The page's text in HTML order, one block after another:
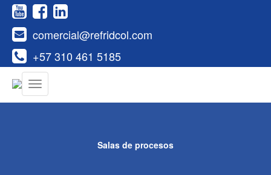
+57 310 461 5185
comercial@refridcol.com
Salas de procesos